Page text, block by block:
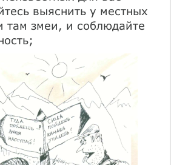
выяснить у местных
там змеи, и соблюдайте